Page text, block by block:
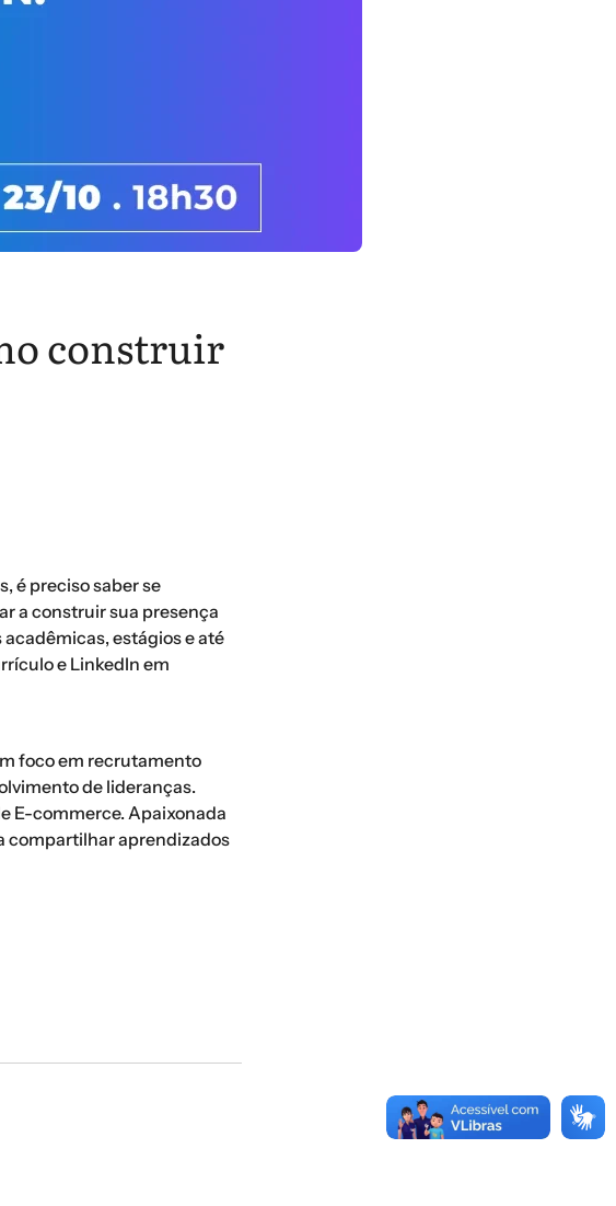
construir
é preciso saber se
a construir sua presença
estágios e até
e LinkedIn em
foco em recrutamento
de lideranças.
E-commerce. Apaixonada
compartilhar aprendizados